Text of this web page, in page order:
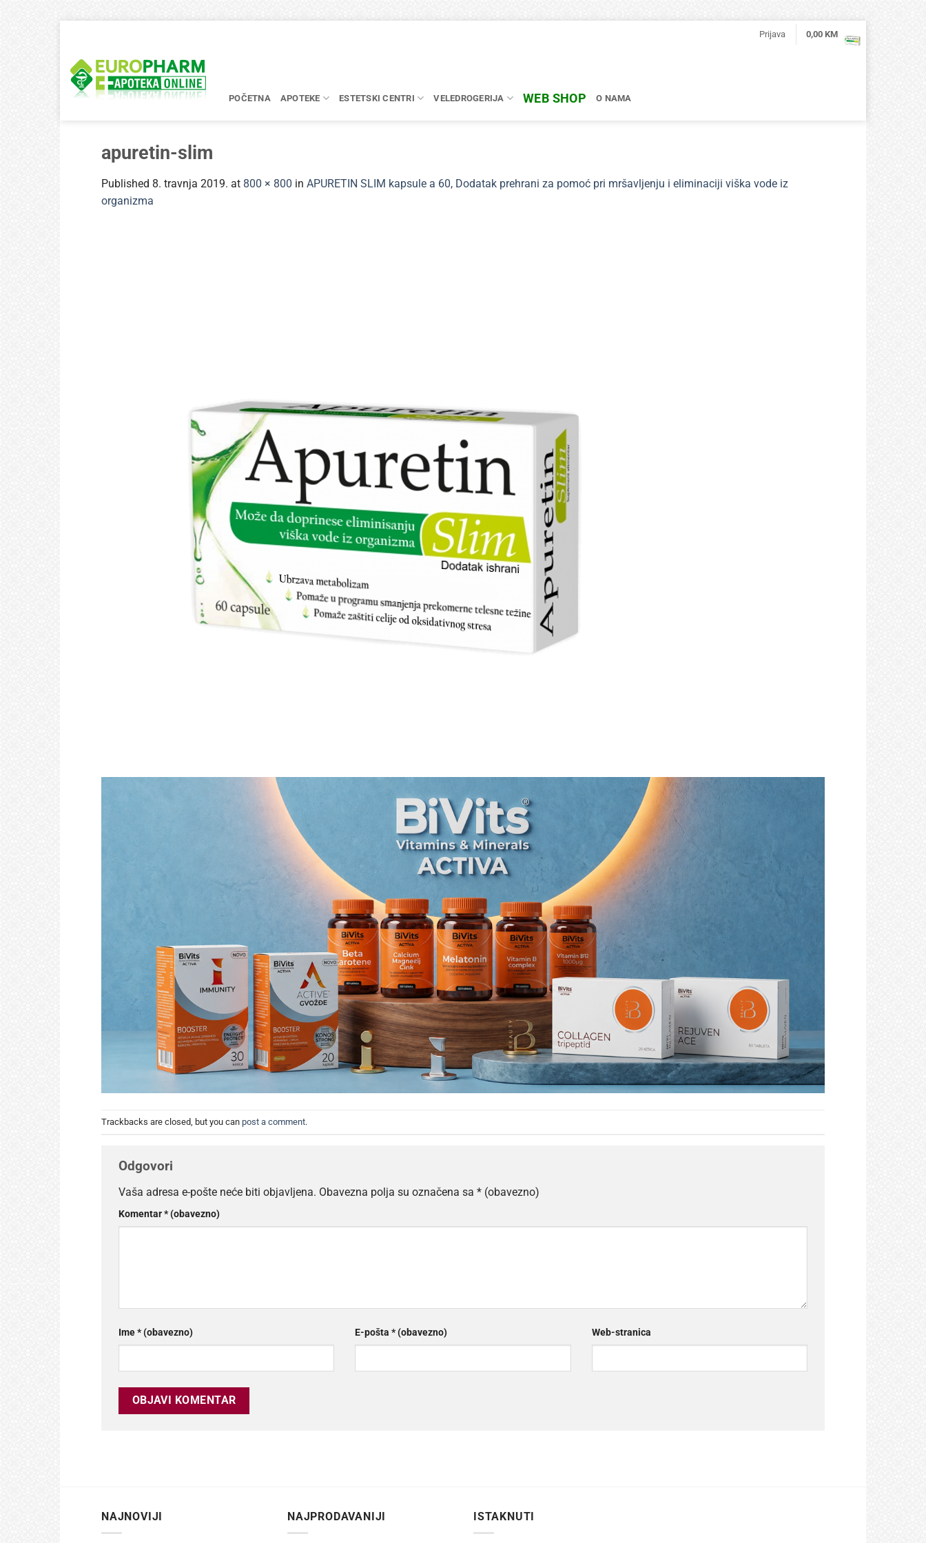
content
Prijava 0,00 KM
POČETNA APOTEKE ESTETSKI CENTRI VELEDROGERIJA WEB SHOP O NAMA
apuretin-slim
Published 8. travnja 2019. at 800 × 800 in APURETIN SLIM kapsule a 60, Dodatak prehrani za pomoć pri mršavljenju i eliminaciji viška vode iz
organizma
Trackbacks are closed, but you can post a comment.
Odgovori
Vaša adresa e-pošte neće biti objavljena. Obavezna polja su označena sa * (obavezno)
Komentar* (obavezno)
Ime* (obavezno) E-pošta* (obavezno) Web-stranica
NAJNOVIJI NAJPRODAVANIJI ISTAKNUTI